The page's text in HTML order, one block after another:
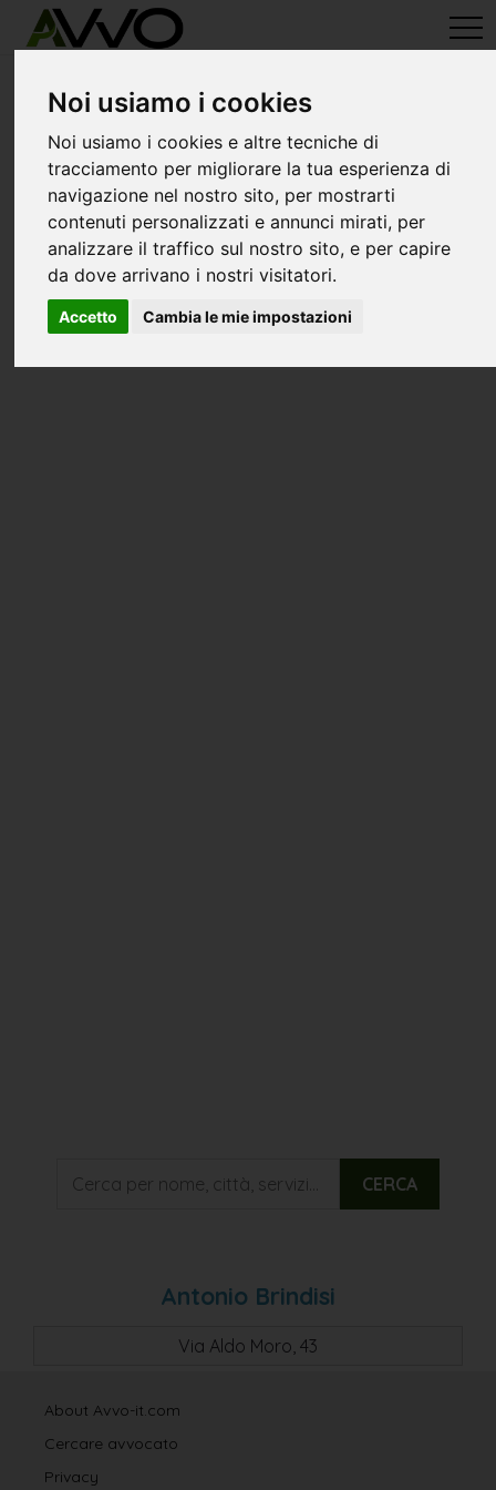
Noi usiamo i cookies
Noi usiamo i cookies e altre tecniche di
tracciamento per migliorare la tua esperienza di
navigazione nel nostro sito, per mostrarti
contenuti personalizzati e annunci mirati, per
analizzare il traffico sul nostro sito, e per capire
da dove arrivano i nostri visitatori.
Accetto Cambia le mie impostazioni
avvo-it>Potenza> Avvocati corleto perticara
CERCA
Antonio Brindisi
Via Aldo Moro, 43
About Avvo-it.com
Cercare avvocato
Privacy